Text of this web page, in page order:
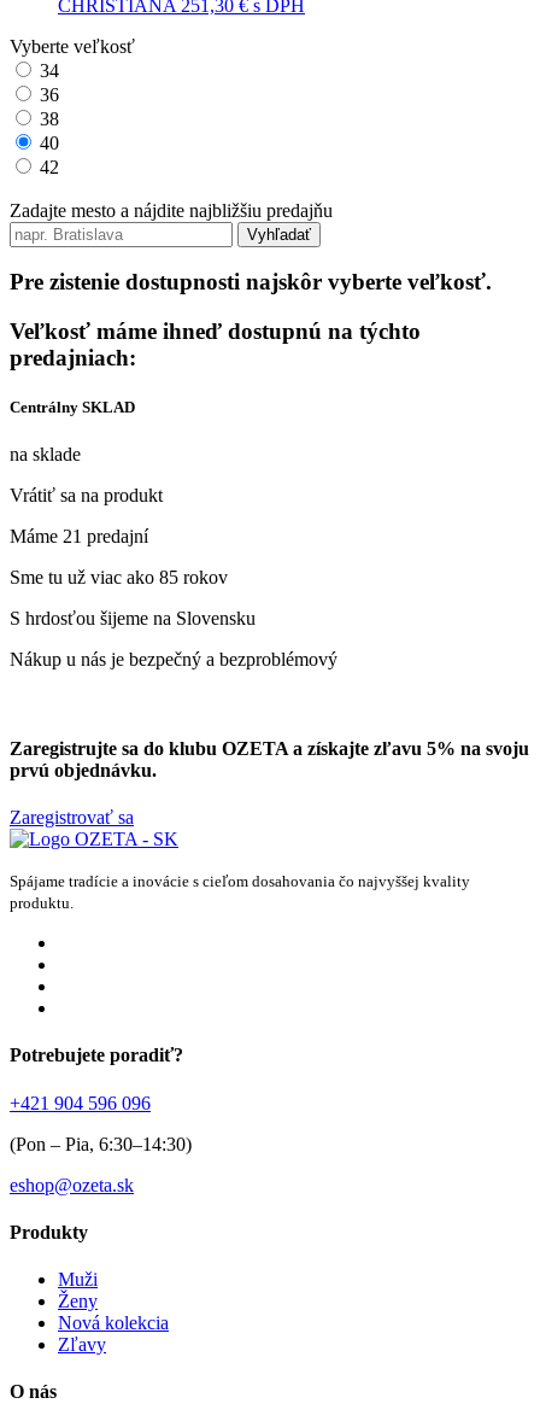
CHRISTIANA 251,30 € s DPH
Vyberte veľkosť
34
36
38
40
42
Zadajte mesto a nájdite najbližšiu predajňu
Vyhľadať
Pre zistenie dostupnosti najskôr vyberte veľkosť.
Veľkosť máme ihneď dostupnú na týchto
predajniach:
Centrálny SKLAD
na sklade
Vrátiť sa na produkt
Máme 21 predajní
Sme tu už viac ako 85 rokov
S hrdosťou šijeme na Slovensku
Nákup u nás je bezpečný a bezproblémový
Zaregistrujte sa do klubu OZETA a získajte zľavu 5% na svoju
prvú objednávku.
Zaregistrovať sa
Spájame tradície a inovácie s cieľom dosahovania čo najvyššej kvality
produktu.
Potrebujete poradiť?
+421 904 596 096
(Pon – Pia, 6:30–14:30)
eshop@ozeta.sk
Produkty
Muži
Ženy
Nová kolekcia
Zľavy
O nás